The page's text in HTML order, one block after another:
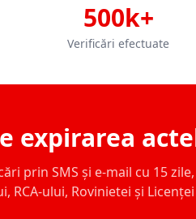
500k+
Verificări efectuate
expirarea
prin SMS și e-mail cu 15 zile,
ului, Rovinietei și Licenței